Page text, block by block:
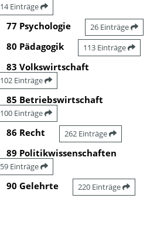
14 Einträge
77 Psychologie 26 Einträge
80 Pädagogik 113 Einträge
83 Volkswirtschaft
102 Einträge
85 Betriebswirtschaft
100 Einträge
86 Recht 262 Einträge
89 Politikwissenschaften
59 Einträge
90 Gelehrte 220 Einträge